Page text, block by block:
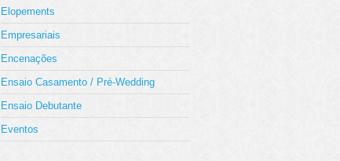
Elopements
Empresariais
Encenações
Ensaio Casamento / Pré-Wedding
Ensaio Debutante
Eventos